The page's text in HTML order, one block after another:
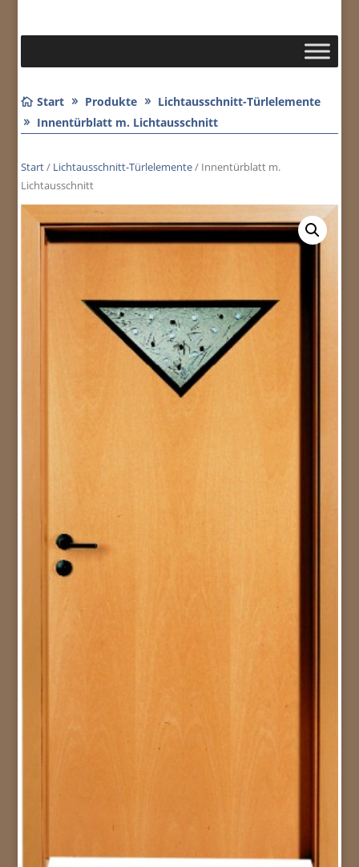
Start Produkte
Lichtausschnitt-Türlelemente
Innentürblatt m. Lichtausschnitt
Start/ Lichtausschnitt-Türlelemente/ Innentürblatt m.
Lichtausschnitt